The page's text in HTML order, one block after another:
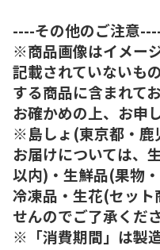
----その他のご注意
※商品画像はイメー
記載されていないも
する商品に含まれて
お確かめの上、お申
※島しょ(東京都・鹿
お届けについては、
以内)・生鮮品(果物
冷凍品・生花(セット
せんのでご了承くださ
※「消費期間」は製